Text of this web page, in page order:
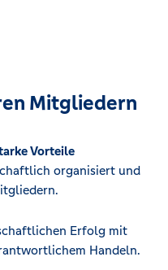
Mitgliedern
Vorteile
organisiert und
Erfolg mit
Handeln.